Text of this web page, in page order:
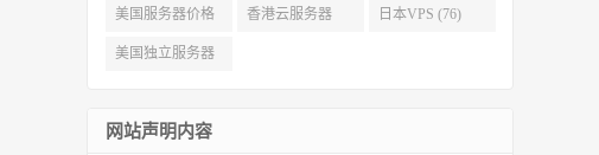
(94) (91)
美国服务器价格
(82)
香港云服务器 日本VPS (76)
美国独立服务器
网站声明内容